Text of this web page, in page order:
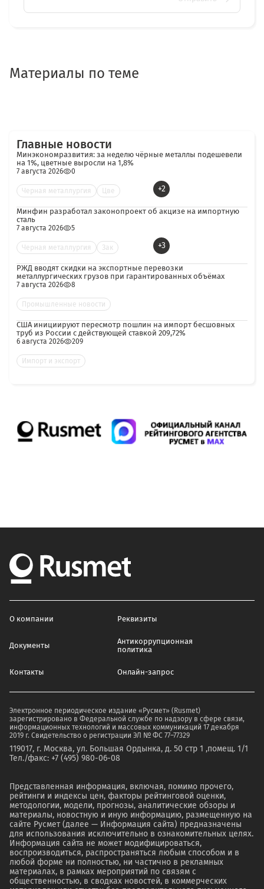
Материалы по теме
Главные новости
Минэкономразвития: за неделю чёрные металлы подешевели
на 1%, цветные выросли на 1,8%
7 августа 2026 0
Черная металлургия Цве +2
Минфин разработал законопроект об акцизе на импортную
сталь
7 августа 2026 5
Черная металлургия Зак +3
РЖД вводят скидки на экспортные перевозки
металлургических грузов при гарантированных объёмах
7 августа 2026 8
Промышленные новости
США инициируют пересмотр пошлин на импорт бесшовных
труб из России с действующей ставкой 209,72%
6 августа 2026 209
Импорт и экспорт
О компании Реквизиты
Документы
Антикоррупционная
политика
Контакты Онлайн-запрос
Электронное периодическое издание «Русмет» (Rusmet)
зарегистрировано в Федеральной службе по надзору в сфере связи,
информационных технологий и массовых коммуникаций 17 декабря
2019 г. Свидетельство о регистрации ЭЛ № ФС 77–77329
119017, г. Москва, ул. Большая Ордынка, д. 50 стр 1 ,помещ. 1/1
Тел./факс: +7 (495) 980-06-08
Представленная информация, включая, помимо прочего,
рейтинги и индексы цен, факторы рейтинговой оценки,
методологии, модели, прогнозы, аналитические обзоры и
материалы, новостную и иную информацию, размещенную на
сайте Русмет (далее — Информация сайта) предназначены
для использования исключительно в ознакомительных целях.
Информация сайта не может модифицироваться,
воспроизводиться, распространяться любым способом и в
любой форме ни полностью, ни частично в рекламных
материалах, в рамках мероприятий по связям с
общественностью, в сводках новостей, в коммерческих